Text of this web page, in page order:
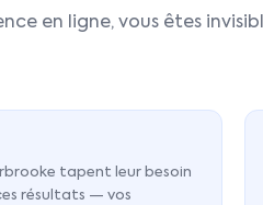
en ligne, vous êtes
tapent leur besoin
résultats — vos